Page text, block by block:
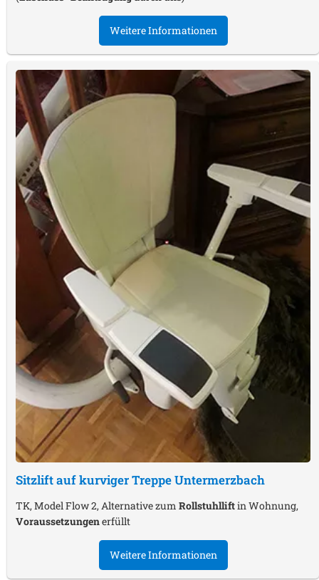
Weitere Informationen
Sitzlift auf kurviger TreppeUntermerzbach
TK, Model Flow 2, Alternative zum Rollstuhlliftin Wohnung,
Voraussetzungenerfüllt
Weitere Informationen